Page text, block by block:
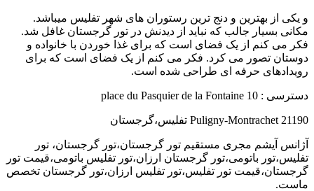
و یکی از بهترین و دنج ترین رستوران های شهر تفلیس میباشد.
مکانی بسیار جالب که نباید از دیدنش در تور گرجستان غافل شد.
فکر می کنم از یک فضای است که برای غذا خوردن با خانواده و
دوستان تصور می کرد. فکر می کنم از یک فضای است که برای
رویدادهای حرفه ای طراحی شده است.
دسترسی : 10 place du Pasquier de la Fontaine
21190 Puligny-Montrachet تفلیس،گرجستان
آژانس آیشم مجری مستقیم تور گرجستان،تور گرجستان، تور
تفلیس،تور باتومی،تور گرجستان ارزان،تور تفلیس باتومی،قیمت تور
گرجستان،قیمت تور تفلیس،تور تفلیس ارزان،تور گرجستان تخصص
ماست.